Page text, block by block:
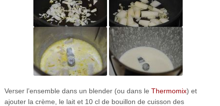
Verser l’ensemble dans un blender (ou dans le Thermomix) et
ajouter la crème, le lait et 10 cl de bouillon de cuisson des